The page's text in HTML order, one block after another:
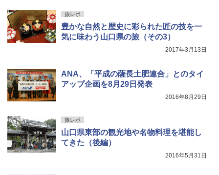
旅レポ
豊かな自然と歴史に彩られた匠の技を一
気に味わう山口県の旅（その3）
2017年3月13日
ANA、「平成の薩長土肥連合」とのタイ
アップ企画を8月29日発表
2016年8月29日
旅レポ
山口県東部の観光地や名物料理を堪能し
てきた（後編）
2016年5月31日